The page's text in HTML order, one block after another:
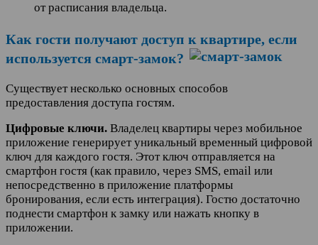
от расписания владельца.
Как гости получают доступ к квартире, если
используется смарт-замок?
Существует несколько основных способов
предоставления доступа гостям.
Цифровые ключи. Владелец квартиры через мобильное
приложение генерирует уникальный временный цифровой
ключ для каждого гостя. Этот ключ отправляется на
смартфон гостя (как правило, через SMS, email или
непосредственно в приложение платформы
бронирования, если есть интеграция). Гостю достаточно
поднести смартфон к замку или нажать кнопку в
приложении.